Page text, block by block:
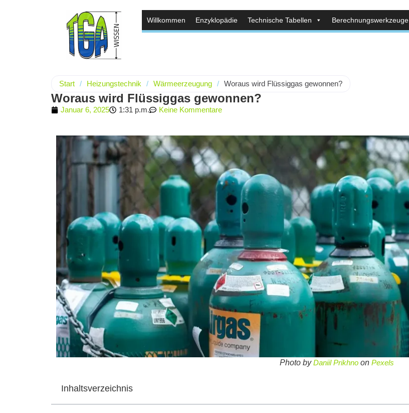
Willkommen Enzyklopädie Technische Tabellen Berechnungswerkzeuge
Start / Heizungstechnik / Wärmeerzeugung / Woraus wird Flüssiggas gewonnen?
Woraus wird Flüssiggas gewonnen?
Januar 6, 2025 1:31 p.m. Keine Kommentare
Photo byDaniil Prikhno on Pexels
Inhaltsverzeichnis